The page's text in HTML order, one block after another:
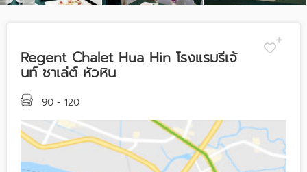
Regent Chalet Hua Hin โรงแรมรีเจ้
นท์ ชาเล่ต์ หัวหิน
90 - 120